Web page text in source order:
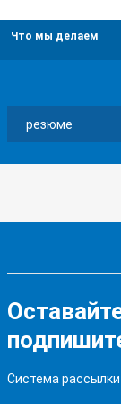
Что мы делаем
Система